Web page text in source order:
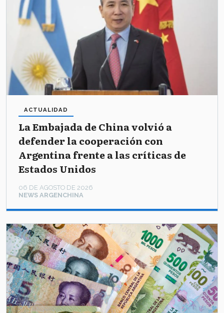
La Embajada de China volvió a
defender la cooperación con
Argentina frente a las críticas de
Estados Unidos
NEWS ARGENCHINA
ACTUALIDAD
06 DE AGOSTO DE 2026